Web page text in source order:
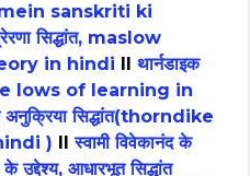
sanskriti ki
सिद्धांत, maslow
in hindi II थार्नडाइक
lows of learning in
अनुक्रिया सिद्धांत(thorndike
) IIस्वामी विवेकानंद के
के उद्देश्य, आधारभूत सिद्धांत